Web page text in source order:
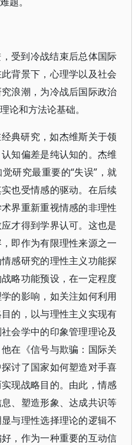
受到冷战结束后总体国际
背景下，心理学以及社会
浪潮，为冷战后国际政治
论和方法论基础。
典研究，如杰维斯关于领
知偏差是纯认知的。杰维
研究最重要的“失误”，就
也受情感的驱动。在后续
界重新重视情感的非理性
才得到学界认可。这也是
即作为有限理性来源之一
感研究的理性主义功能探
略功能预设，在一定程度
的影响，如关注如何利用
的，以与理性主义实现有
会学中的印象管理理论及
在《信号与欺骗：国际关
讨了国家如何塑造对手喜
现战略目的。由此，情感
、塑造形象、达成共识等
与理性选择理论的逻辑不
，作为一种重要的互动信